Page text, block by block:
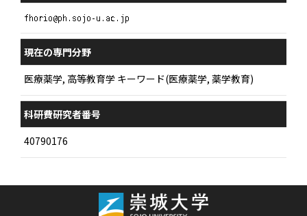
現在の専門分野
医療薬学, 高等教育学 キーワード(医療薬学, 薬学教育)
科研費研究者番号
40790176